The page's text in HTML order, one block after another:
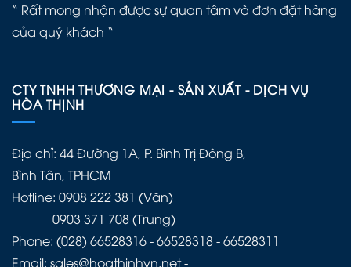
“ Rất mong nhận được sự quan tâm và đơn đặt hàng
của quý khách “
CTY TNHH THƯƠNG MẠI - SẢN XUẤT - DỊCH VỤ
HÒA THỊNH
Địa chỉ: 44 Đường 1A, P. Bình Trị Đông B,
Bình Tân, TPHCM
Hotline: 0908 222 381 (Văn)
0903 371 708 (Trung)
Phone: (028) 66528316 - 66528318 - 66528311
Email: sales@hoathinhvn.net -